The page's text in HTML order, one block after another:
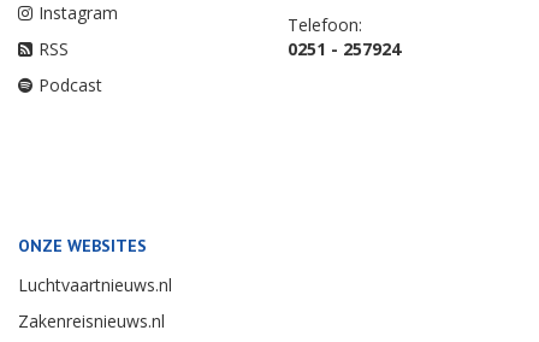
Instagram
RSS
Podcast
Telefoon:
0251 - 257924
ONZE WEBSITES
Luchtvaartnieuws.nl
Zakenreisnieuws.nl